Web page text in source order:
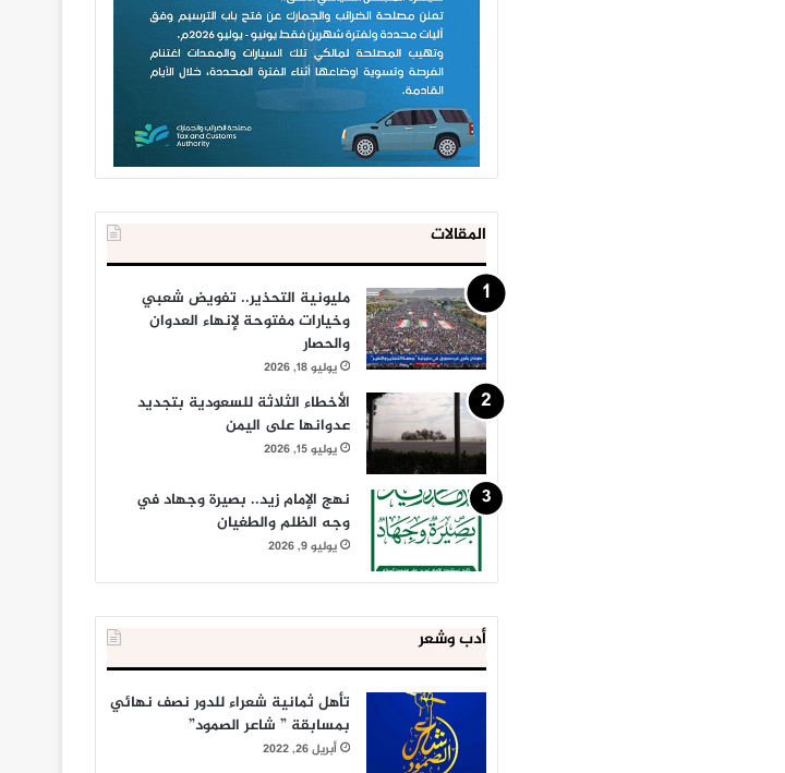
المقالات
مليونية التحذير.. تفويض شعبي
وخيارات مفتوحة لإنهاء العدوان
والحصار
يوليو 18, 2026
الأخطاء الثلاثة للسعودية بتجديد
عدوانها على اليمن
يوليو 15, 2026
نهج الإمام زيد.. بصيرة وجهاد في
وجه الظلم والطغيان
يوليو 9, 2026
أدب وشعر
تأهل ثمانية شعراء للدور نصف نهائي
بمسابقة ” شاعر الصمود”
أبريل 26, 2022